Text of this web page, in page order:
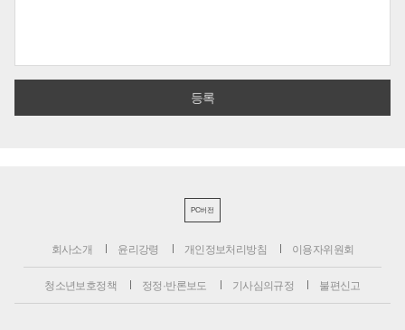
PC버전
회사소개 윤리강령 개인정보처리방침 이용자위원회
청소년보호정책 정정·반론보도 기사심의규정 불편신고